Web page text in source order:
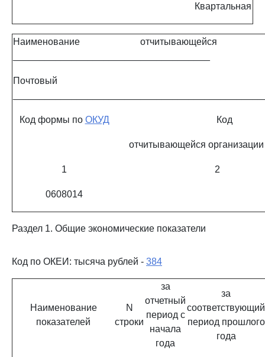
Квартальная
Наименование отчитывающейся
Почтовый
Код формы по ОКУД Код
отчитывающейся
1 2
0608014
Раздел 1. Общие экономические показатели
Код по ОКЕИ: тысяча рублей - 384
Наименование
показателей
N
строки
за
отчетный
период с
начала
года
за
соответствующий
период прошлого
года